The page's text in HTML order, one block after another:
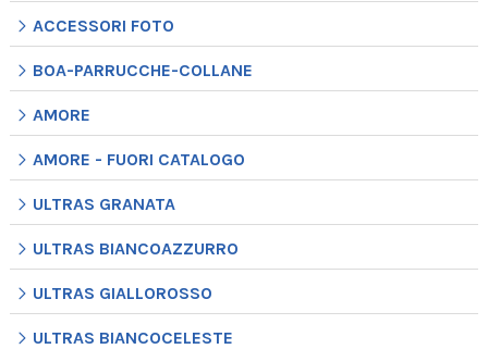
ACCESSORI FOTO
BOA-PARRUCCHE-COLLANE
AMORE
AMORE - FUORI CATALOGO
ULTRAS GRANATA
ULTRAS BIANCOAZZURRO
ULTRAS GIALLOROSSO
ULTRAS BIANCOCELESTE